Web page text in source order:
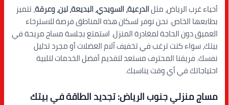
أحياء غرب الرياض، مثلالدرعية، السويدي، البديعة، لبن، وعرقة، تتميز
بطابعها الخاص. نحن نوفر لسكان هذه المناطق فرصة للاسترخاء
العميق دون الحاجة لمغادرة المنزل. استمتع بجلسة مساج مريحة في
بيتك، سواء كنت ترغب في تخفيف آلام العضلات أو مجرد تدليل
نفسك. فريقنا المحترف مستعد لتقديم أفضل الخدمات لتلبية
احتياجاتك في أي وقت يناسبك.
مساج منزلي جنوب الرياض: تجديد الطاقة في بيتك